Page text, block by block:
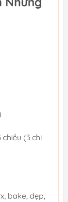
(3 chi
bake, dẹp,